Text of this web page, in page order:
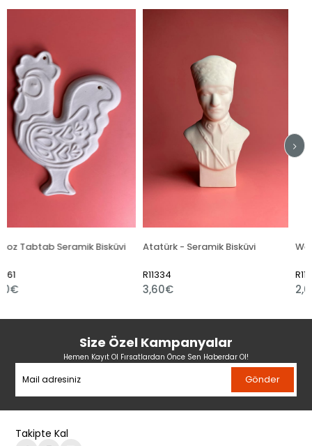
Bisküvi Atatürk - Seramik Bisküvi
Size Özel Kampanyalar
Hemen Kayıt Ol Fırsatlardan Önce Sen Haberdar Ol!
Gönder
Takipte Kal